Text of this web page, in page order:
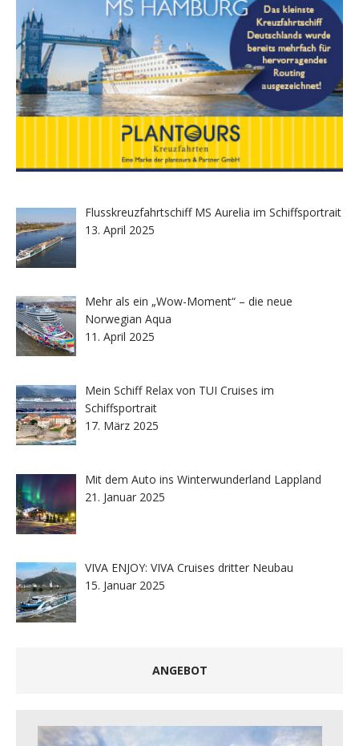
Flusskreuzfahrtschiff MS Aurelia im Schiffsportrait
13. April 2025
Mehr als ein „Wow-Moment“ – die neue
Norwegian Aqua
11. April 2025
Mein Schiff Relax von TUI Cruises im
Schiffsportrait
17. März 2025
Mit dem Auto ins Winterwunderland Lappland
21. Januar 2025
VIVA ENJOY: VIVA Cruises dritter Neubau
15. Januar 2025
ANGEBOT